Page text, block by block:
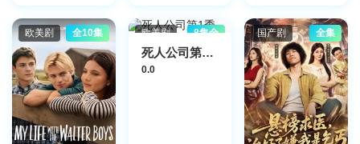
康华,傅嘉莉,张
达伦,谢芷伦,易
宇航,庄思明,颜
仟汶,曾健明,周
丽欣,张汉斌,李
丽丽,简家麒,梁
珈咏,陈靖云,李
嘉晋,易智远,吴
香伦,赵乐贤,何
许正廷,张天舒
欧美剧 全10集 欧美剧 8集全
死人公司第1季
0.0
国产剧 全集